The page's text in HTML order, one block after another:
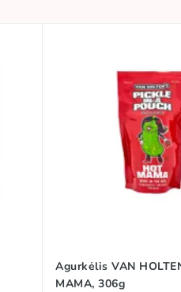
Agurkėlis VAN
MAMA, 306g